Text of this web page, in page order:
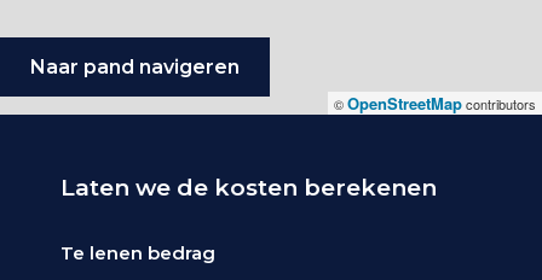
©OpenStreetMapcontributors
Naar pand navigeren
Laten we de kosten berekenen
Te lenen bedrag